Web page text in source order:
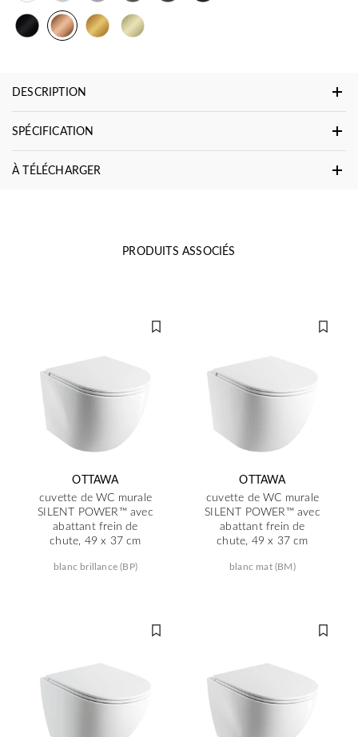
DESCRIPTION
SPÉCIFICATION
À TÉLÉCHARGER
PRODUITS ASSOCIÉS
OTTAWA
cuvette de WC murale
SILENT POWER™ avec
abattant frein de
chute, 49 x 37 cm
blanc brillance (BP)
OTTAWA
cuvette de WC murale
SILENT POWER™ avec
abattant frein de
chute, 49 x 37 cm
blanc mat (BM)